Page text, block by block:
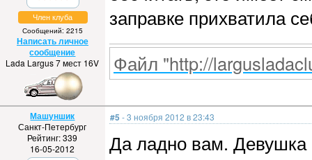
Член клуба
Сообщений: 2215
Написать личное
сообщение
Lada Largus 7 мест 16V
заправке прихватила
Файл "http://
Машуншик
Санкт-Петербург
Рейтинг: 339
16-05-2012
#5 - 3 ноября 2012 в 23:43
Да ладно вам.